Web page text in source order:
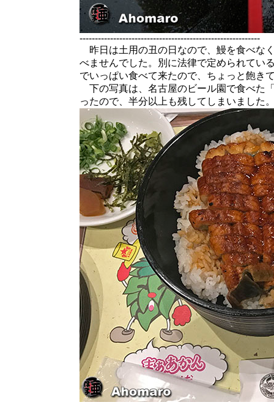
-----------------------------------------------------------
昨日は土用の丑の日なので、鰻を食べな
べませんでした。別に法律で定められてい
でいっぱい食べて来たので、ちょっと飽き
下の写真は、名古屋のビール園で食べた
ったので、半分以上も残してしまいました